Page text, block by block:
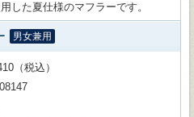
した夏仕様のマフラーです。
男女兼用
（税込）